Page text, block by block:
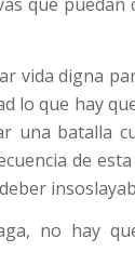
vida digna
lo que hay
una batalla
de
no hay